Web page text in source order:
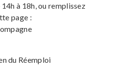
à 18h, ou remplissez
page :
du Réemploi